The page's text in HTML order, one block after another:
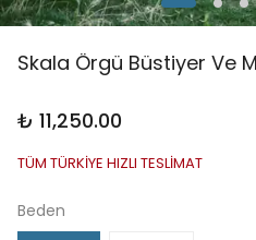
Skala Örgü Büstiyer Ve
₺ 11,250.00
TÜM TÜRKİYE HIZLI TESLİMAT
Beden